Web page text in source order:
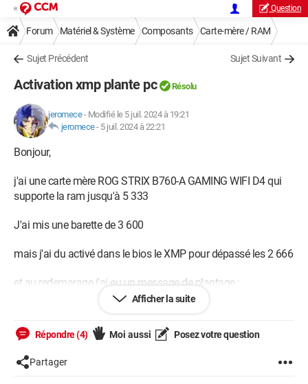
Question
Forum Matériel & Système Composants Carte-mère / RAM
Sujet Précédent Sujet Suivant
Activation xmp plante pc Résolu
jeromece- Modifié le 5 juil. 2024 à 19:21
jeromece- 5 juil. 2024 à 22:21
Bonjour,
j'ai une carte mère ROG STRIX B760-A GAMING WIFI D4 qui
supporte la ram jusqu'à 5 333
J'ai mis une barette de 3 600
mais j'ai du activé dans le bios le XMP pour dépassé les 2 666
et au redemarage j'ai eu un message de plantage ;
This may be due to the previous POST attempt failing
because of system instability, or if the power button was held
in to force the system off.
Afficher la suite
Répondre (4) Moi aussi Posez votre question
Partager